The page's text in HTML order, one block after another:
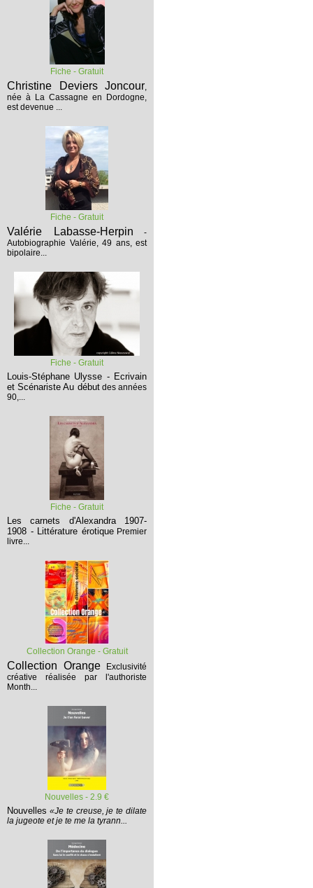
Fiche - Gratuit
Christine Deviers Joncour,
née à La Cassagne en Dordogne,
est devenue ...
Fiche - Gratuit
Valérie Labasse-Herpin -
Autobiographie Valérie, 49 ans, est
bipolaire...
Fiche - Gratuit
Louis-Stéphane Ulysse - Ecrivain
et Scénariste Au débutdes années
90,...
Fiche - Gratuit
Les carnets d'Alexandra 1907-
1908 - Littérature érotique Premier
livre...
Collection Orange - Gratuit
Collection Orange
Exclusivité
créative réalisée par l'authoriste
Month...
Nouvelles - 2.9 €
Nouvelles «Je te creuse, je te dilate
la jugeote et je te me la tyrann...